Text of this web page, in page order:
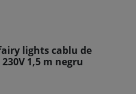
lights cablu de
1,5 m negru